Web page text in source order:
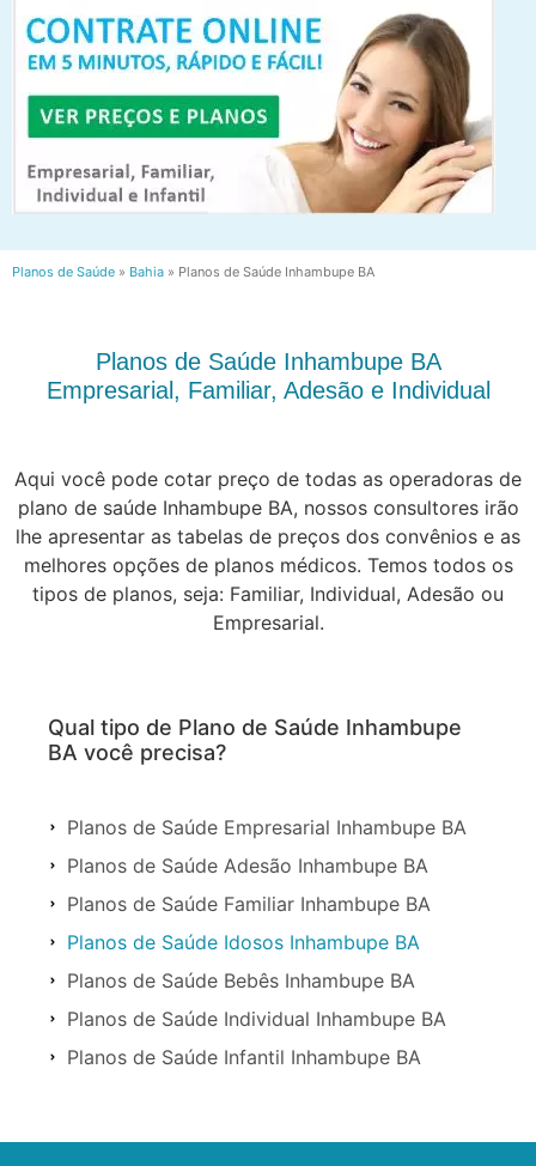
Planos de Saúde » Bahia » Planos de Saúde Inhambupe BA
Planos de Saúde Inhambupe BA
Empresarial, Familiar, Adesão e Individual
Aqui você pode cotar preço de todas as operadoras de
plano de saúde Inhambupe BA, nossos consultores irão
lhe apresentar as tabelas de preços dos convênios e as
melhores opções de planos médicos. Temos todos os
tipos de planos, seja: Familiar, Individual, Adesão ou
Empresarial.
Qual tipo de Plano de Saúde Inhambupe
BA você precisa?
Planos de Saúde Empresarial Inhambupe BA
Planos de Saúde Adesão Inhambupe BA
Planos de Saúde Familiar Inhambupe BA
Planos de Saúde Idosos Inhambupe BA
Planos de Saúde Bebês Inhambupe BA
Planos de Saúde Individual Inhambupe BA
Planos de Saúde Infantil Inhambupe BA